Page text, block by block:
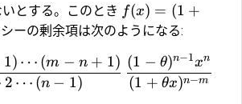
とする。このとき f(x) = (1 +
ーの剰余項は次のようになる:
2 ⋯ (n − 1)
1) ⋯ (m − n + 1)
(1 + θx)n−m
(1 − θ)n−1xn